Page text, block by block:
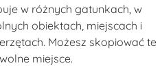
w różnych gatunkach, w
obiektach, miejscach i
Możesz skopiować te
miejsce.